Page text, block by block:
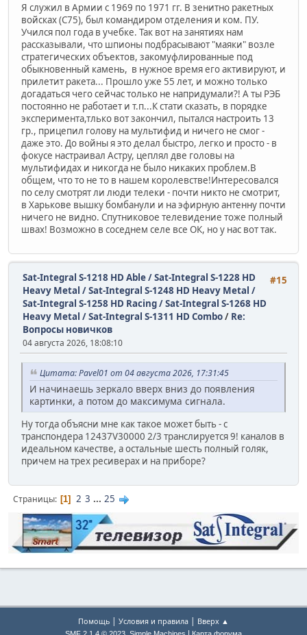
Я служил в Армии с 1969 по 1971 гг. В зенитно ракетных
войсках (С75), был командиром отделения и ком. ПУ.
Учился пол года в учебке. Так вот на занятиях нам
рассказывали, что шпионы подбрасывают "маяки" возле
стратегических объектов, закомуфлированные под
обыкновенный камень, в нужное время его активируют, и
прилетит ракета... Прошло уже 55 лет, и можно только
догадаться чего сейчас только не напридумали?! А ты РЭБ
постоянно не работает и т.п...К стати сказать, в порядке
эксперимента,тлько вот закончил, пытался настроить 13
гр., прицепил голову на мультифид и ничего не смог -
даже это. До войны я это делал быстро, легко и просто - в
фокусе настраивал Астру, цеплял две головы на
мультифидах и никогда не было никаких проблем.В
общем, что то не то в нашем королевстве!Интересовался
по селу смотрят ли люди телеки - почти никто не смотрит,
в Харькове вышку бомбанули и на эфирную антенну почти
ничего не видно. Спутниковое телевидение тоже полный
швах! Возможно в соседнем селе все ОК, но у нас вот так.
#15
Sat-Integral S-1218 HD Able / Sat-Integral S-1228 HD
Heavy Metal / Sat-Integral S-1248 HD Heavy Metal /
Sat-Integral S-1258 HD Racing / Sat-Integral S-1268 HD
Heavy Metal / Sat-Integral S-1311 HD Combo/ Re:
Вопросы новичков
04 августа 2026, 18:08:10
Цитата: Pavel01 от 04 августа 2026, 17:31:45
И начинаешь зеркало вверх вниз до появления
картинки, а потом до максимума сигнала.
Ну тогда объясни мне как такое может быть - с
транспондера 12437V30000 2/3 транслируется 9! каналов в
идеальном качестве, а остальные шесть полный голяк,
причем на трех ресиверах и на приборе?
Страницы 1 2 3 ... 25
Помощь | Условия и правила | Вверх ▲